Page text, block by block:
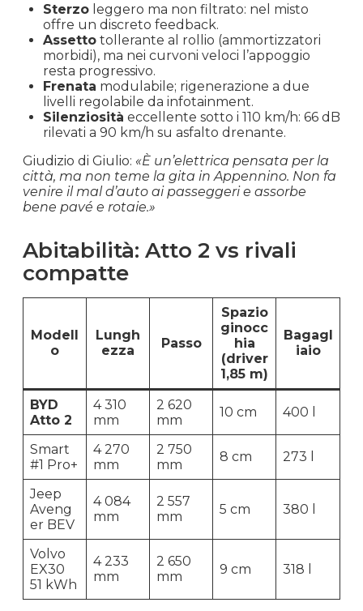
Sterzo leggero ma non filtrato: nel misto
offre un discreto feedback.
Assetto tollerante al rollio (ammortizzatori
morbidi), ma nei curvoni veloci l’appoggio
resta progressivo.
Frenata modulabile; rigenerazione a due
livelli regolabile da infotainment.
Silenziosità eccellente sotto i 110 km/h: 66 dB
rilevati a 90 km/h su asfalto drenante.
Giudizio di Giulio: «È un’elettrica pensata per la
città, ma non teme la gita in Appennino. Non fa
venire il mal d’auto ai passeggeri e assorbe
bene pavé e rotaie.»
Abitabilità: Atto 2 vs rivali
compatte
Modell
o
Lungh
ezza
Passo
Spazio
ginocc
hia
(driver
1,85 m)
Bagagl
iaio
BYD
Atto 2
4 310
mm
2 620
mm
10 cm 400 l
Smart
#1 Pro+
4 270
mm
2 750
mm
8 cm 273 l
Jeep
Aveng
er BEV
4 084
mm
2 557
mm
5 cm 380 l
Volvo
EX30
51 kWh
4 233
mm
2 650
mm
9 cm 318 l